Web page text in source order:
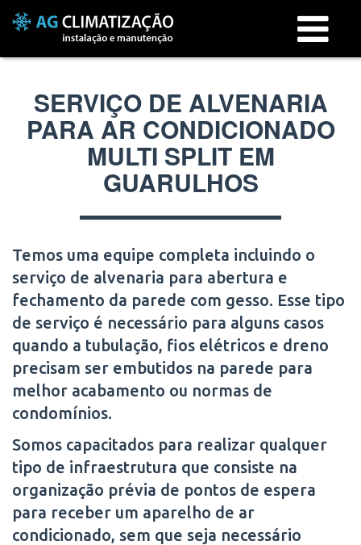
Menu
SERVIÇO DE ALVENARIA
PARA AR CONDICIONADO
MULTI SPLIT EM
GUARULHOS
Temos uma equipe completa incluindo o
serviço de alvenaria para abertura e
fechamento da parede com gesso. Esse tipo
de serviço é necessário para alguns casos
quando a tubulação, fios elétricos e dreno
precisam ser embutidos na parede para
melhor acabamento ou normas de
condomínios.
Somos capacitados para realizar qualquer
tipo de infraestrutura que consiste na
organização prévia de pontos de espera
para receber um aparelho de ar
condicionado, sem que seja necessário